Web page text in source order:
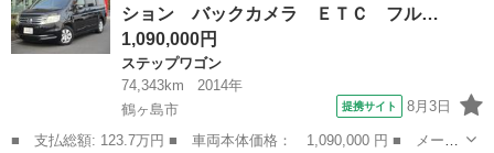
１１イン...
ション バックカメラ ＥＴＣ フル…
1,090,000円
ステップワゴン
74,343km
2014年
鶴ヶ島市
提携サイト 8月3日
■ 支払総額: 123.7万円 ■ 車両本体価格： 1,090,000 円 ■ メーカ